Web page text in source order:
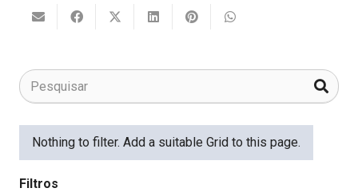
Nothing to filter. Add a suitable Grid to this page.
Filtros